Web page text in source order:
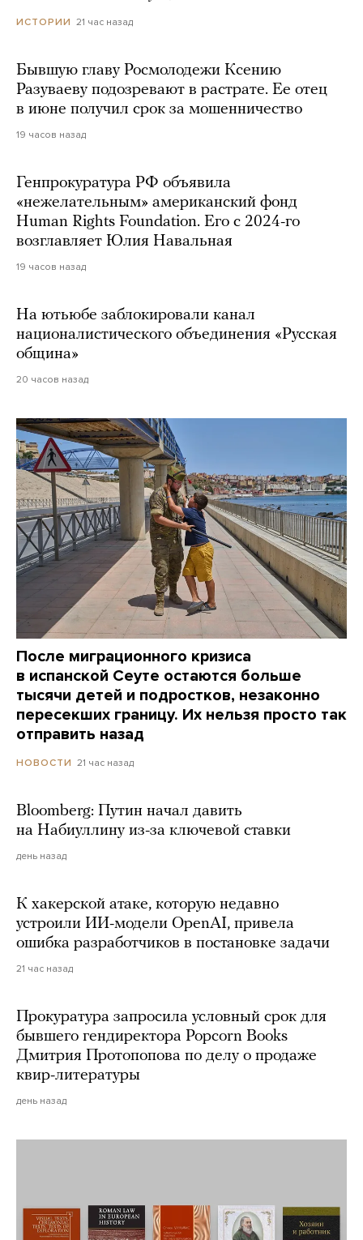
ИСТОРИИ 21 час назад
Бывшую главу Росмолодежи Ксению
Разуваеву подозревают в растрате. Ее отец
в июне получил срок за мошенничество
19 часов назад
Генпрокуратура РФ объявила
«нежелательным» американский фонд
Human Rights Foundation. Его с 2024-го
возглавляет Юлия Навальная
19 часов назад
На ютьюбе заблокировали канал
националистического объединения «Русская
община»
20 часов назад
После миграционного кризиса
в испанской Сеуте остаются больше
тысячи детей и подростков, незаконно
пересекших границу. Их нельзя просто так
отправить назад
НОВОСТИ 21 час назад
Bloomberg: Путин начал давить
на Набиуллину из-за ключевой ставки
день назад
К хакерской атаке, которую недавно
устроили ИИ-модели OpenAI, привела
ошибка разработчиков в постановке задачи
21 час назад
Прокуратура запросила условный срок для
бывшего гендиректора Popcorn Books
Дмитрия Протопопова по делу о продаже
квир-литературы
день назад